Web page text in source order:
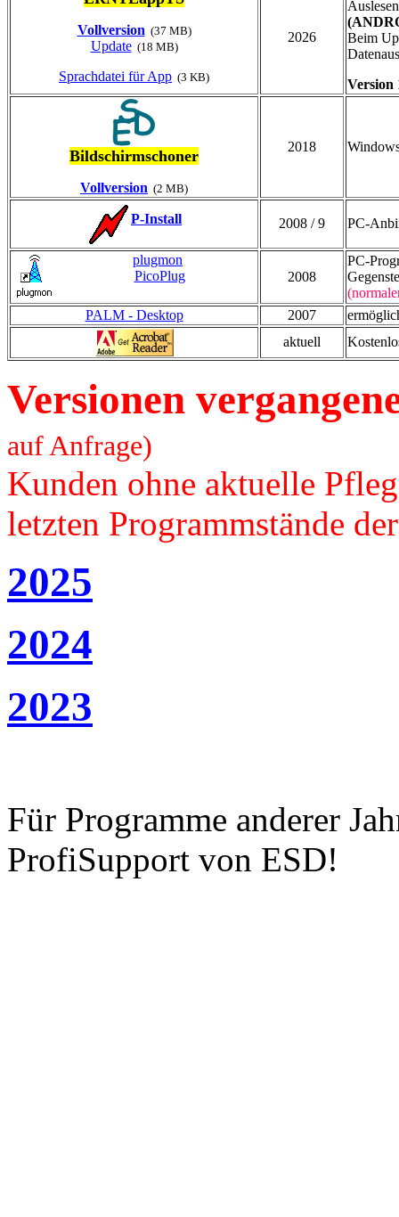
Vollversion (37 MB)
Update(18 MB)
Sprachdatei für App (3 KB)
2026
Beim
Version
Bildschirmschoner
Vollversion (2 MB)
2018
P-Install 2008 / 9 PC-
plugmon
PicoPlug
2008
PC-
PALM - Desktop
2007
aktuell
Versionen
auf Anfrage)
Kunden ohne aktuelle
letzten Programmstände
2025
2024
2023
Für Programme anderer
ProfiSupport von ESD!